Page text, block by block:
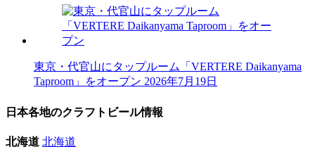
東京・代官山にタップルーム「VERTERE Daikanyama
Taproom」をオープン 2026年7月19日
日本各地のクラフトビール情報
北海道 北海道